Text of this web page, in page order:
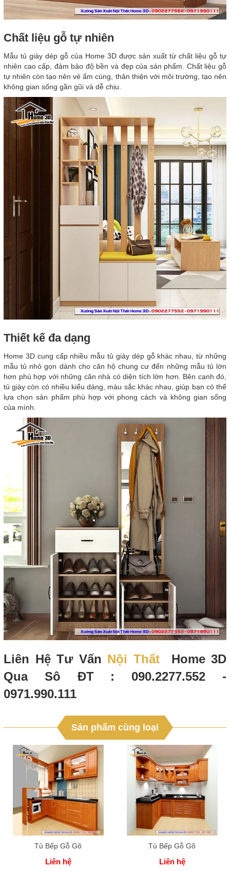
Chất liệu gỗ tự nhiên
Mẫu tủ giày dép gỗ của Home 3D được sản xuất từ chất liệu gỗ tự
nhiên cao cấp, đảm bảo độ bền và đẹp của sản phẩm. Chất liệu gỗ
tự nhiên còn tạo nên vẻ ấm cúng, thân thiện với môi trường, tạo nên
không gian sống gần gũi và dễ chịu.
Thiết kế đa dạng
Home 3D cung cấp nhiều mẫu tủ giày dép gỗ khác nhau, từ những
mẫu tủ nhỏ gọn dành cho căn hộ chung cư đến những mẫu tủ lớn
hơn phù hợp với những căn nhà có diện tích lớn hơn. Bên cạnh đó,
tủ giày còn có nhiều kiểu dáng, màu sắc khác nhau, giúp bạn có thể
lựa chọn sản phẩm phù hợp với phong cách và không gian sống
của mình.
Liên Hệ Tư Vấn Nội ThấtHome 3D
Qua Sô ĐT : 090.2277.552 -
0971.990.111
Sản phẩm cùng loại
Tủ Bếp Gỗ Gõ
Liên hệ
Tủ Bếp Gỗ Gõ
Liên hệ